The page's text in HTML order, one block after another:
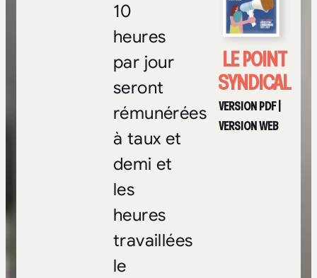
LE POINT
SYNDICAL
VERSION PDF|
VERSION WEB
10
heures
par jour
seront
rémunérées
à taux et
demi et
les
heures
travaillées
le